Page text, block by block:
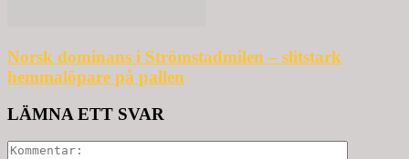
Norsk dominans i Strömstadmilen – slitstark
hemmalöpare på pallen
LÄMNA ETT SVAR